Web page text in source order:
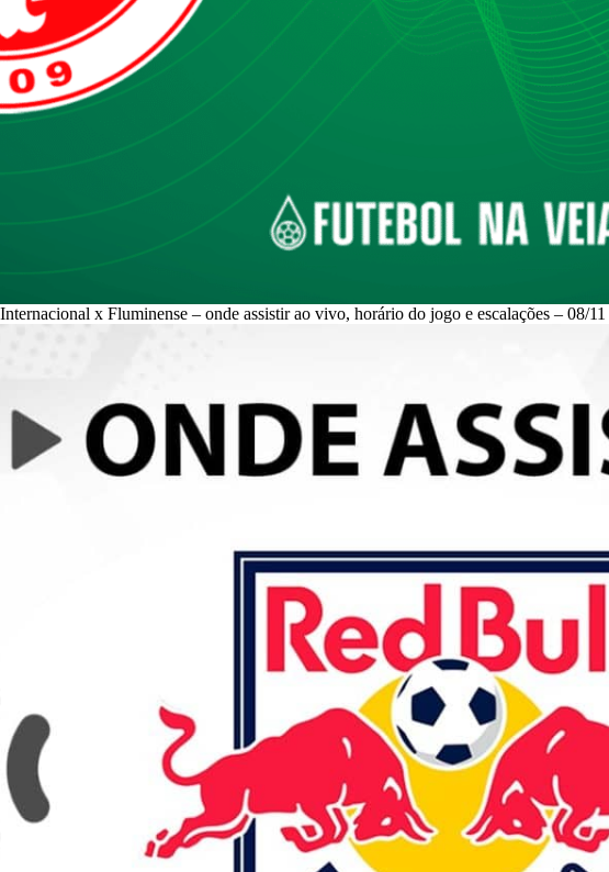
Internacional x Fluminense – onde assistir ao vivo, horário do jogo e escalações – 08/11